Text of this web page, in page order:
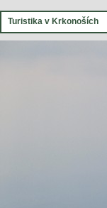
Turistika v Krkonoších